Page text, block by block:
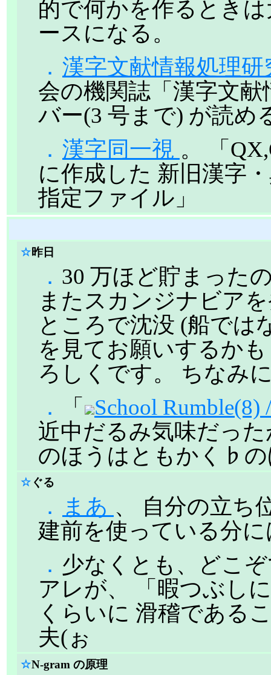
的で何かを作るとき
ースになる。
． 漢字文献情報処理
会の機関誌「漢字文
バー(3 号まで) が読め
． 漢字同一視 。 「
に作成した 新旧漢字
指定ファイル」
☆ 昨日
． 30 万ほど貯まった
またスカンジナビア
ところで沈没 (船では
を見てお願いするか
ろしくです。 ちなみ
．
「
School Rumble(8)
近中だるみ気味だっ
のほうはともかく♭
☆ ぐる
． まあ 、 自分の立ち
建前を使っている分
． 少なくとも、どこ
アレが、 「暇つぶし
くらいに 滑稽である
夫(ぉ
☆N-gram の原理